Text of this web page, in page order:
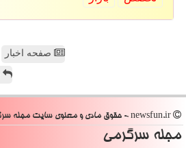
صفحه اخبار
مجله سرگرمی